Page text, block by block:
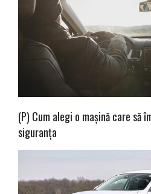
(P) Cum alegi o mașină care să
siguranța